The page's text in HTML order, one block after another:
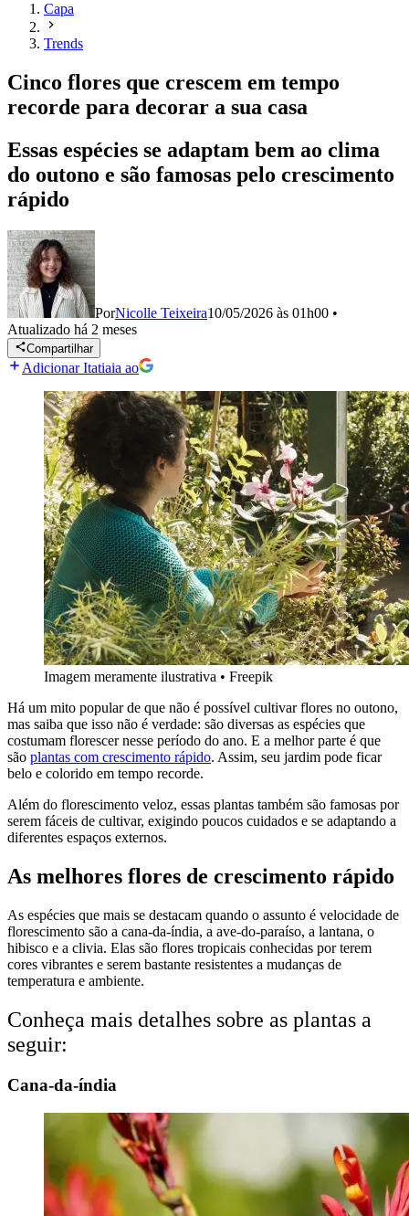
Capa
Trends
Cinco flores que crescem em tempo
recorde para decorar a sua casa
Essas espécies se adaptam bem ao clima
do outono e são famosas pelo crescimento
rápido
PorNicolle Teixeira10/05/2026 às 01h00 •
Atualizado há 2 meses
Compartilhar
Adicionar Itatiaia ao
Imagem meramente ilustrativa • Freepik
Há um mito popular de que não é possível cultivar flores no outono,
mas saiba que isso não é verdade: são diversas as espécies que
costumam florescer nesse período do ano. E a melhor parte é que
são plantas com crescimento rápido. Assim, seu jardim pode ficar
belo e colorido em tempo recorde.
Além do florescimento veloz, essas plantas também são famosas por
serem fáceis de cultivar, exigindo poucos cuidados e se adaptando a
diferentes espaços externos.
As melhores flores de crescimento rápido
As espécies que mais se destacam quando o assunto é velocidade de
florescimento são a cana-da-índia, a ave-do-paraíso, a lantana, o
hibisco e a clivia. Elas são flores tropicais conhecidas por terem
cores vibrantes e serem bastante resistentes a mudanças de
temperatura e ambiente.
Conheça mais detalhes sobre as plantas a
seguir:
Cana-da-índia